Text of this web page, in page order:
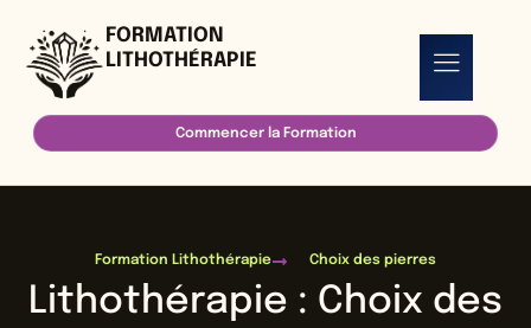
FORMATION
LITHOTHÉRAPIE
Commencer la Formation
Formation Lithothérapie Choix des pierres
Lithothérapie : Choix des